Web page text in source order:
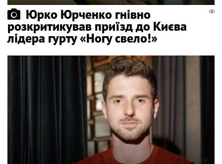
Юрко Юрченко гнівно
розкритикував приїзд до Києва
лідера гурту «Ногу свело!»